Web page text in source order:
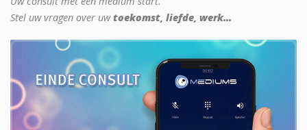
Stel uw vragen over uwtoekomst, liefde, werk...